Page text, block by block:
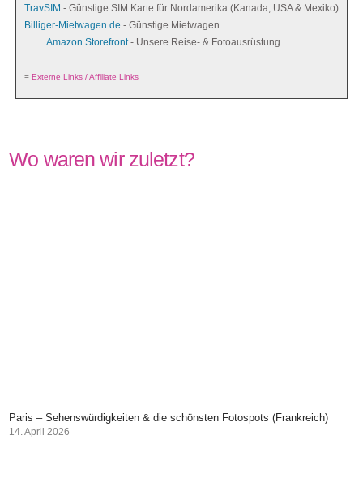
TravSIM - Günstige SIM Karte für Nordamerika (Kanada, USA & Mexiko)
Billiger-Mietwagen.de - Günstige Mietwagen
Amazon Storefront- Unsere Reise- & Fotoausrüstung
= Externe Links / Affiliate Links
Wo waren wir zuletzt?
Paris – Sehenswürdigkeiten & die schönsten Fotospots (Frankreich)
14. April 2026